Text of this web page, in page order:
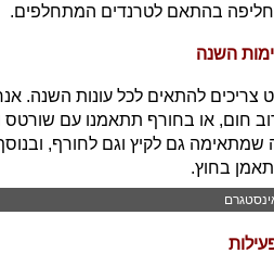
בהתאם לטרנדים המתחלפים.
השנה
צריכים להתאים לכל עונות השנה.
חום, או בחורף תתאמנו עם
שמתאימה גם לקיץ וגם לחורף,
בחוץ.